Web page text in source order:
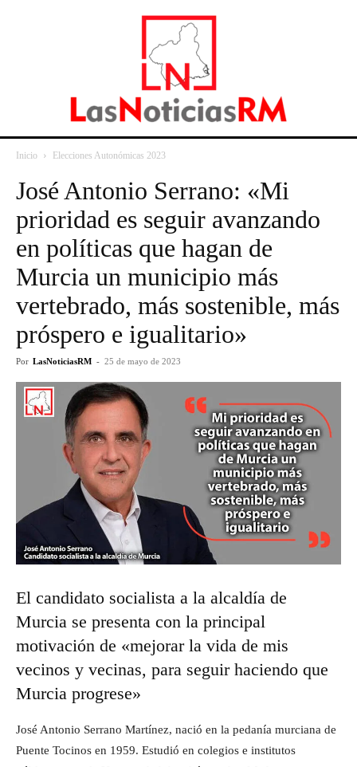
Inicio Elecciones Autonómicas 2023
José Antonio Serrano: «Mi
prioridad es seguir avanzando
en políticas que hagan de
Murcia un municipio más
vertebrado, más sostenible, más
próspero e igualitario»
Por LasNoticiasRM - 25 de mayo de 2023
El candidato socialista a la alcaldía de
Murcia se presenta con la principal
motivación de «mejorar la vida de mis
vecinos y vecinas, para seguir haciendo que
Murcia progrese»
José Antonio Serrano Martínez, nació en la pedanía murciana de
Puente Tocinos en 1959. Estudió en colegios e institutos